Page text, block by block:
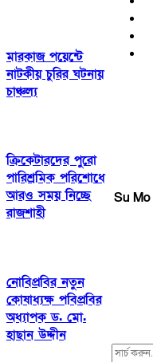
মারকাজ পয়েন্টে
নাটকীয় চুরির ঘটনায়
চাঞ্চল্য
ক্রিকেটারদের পুরো
পারিশ্রমিক পরিশোধে
আরও সময় নিচ্ছে
রাজশাহী
নোবিপ্রবির নতুন
কোষাধ্যক্ষ পবিপ্রবির
অধ্যাপক ড. মো.
হাছান উদ্দীন
Su Mo
Search